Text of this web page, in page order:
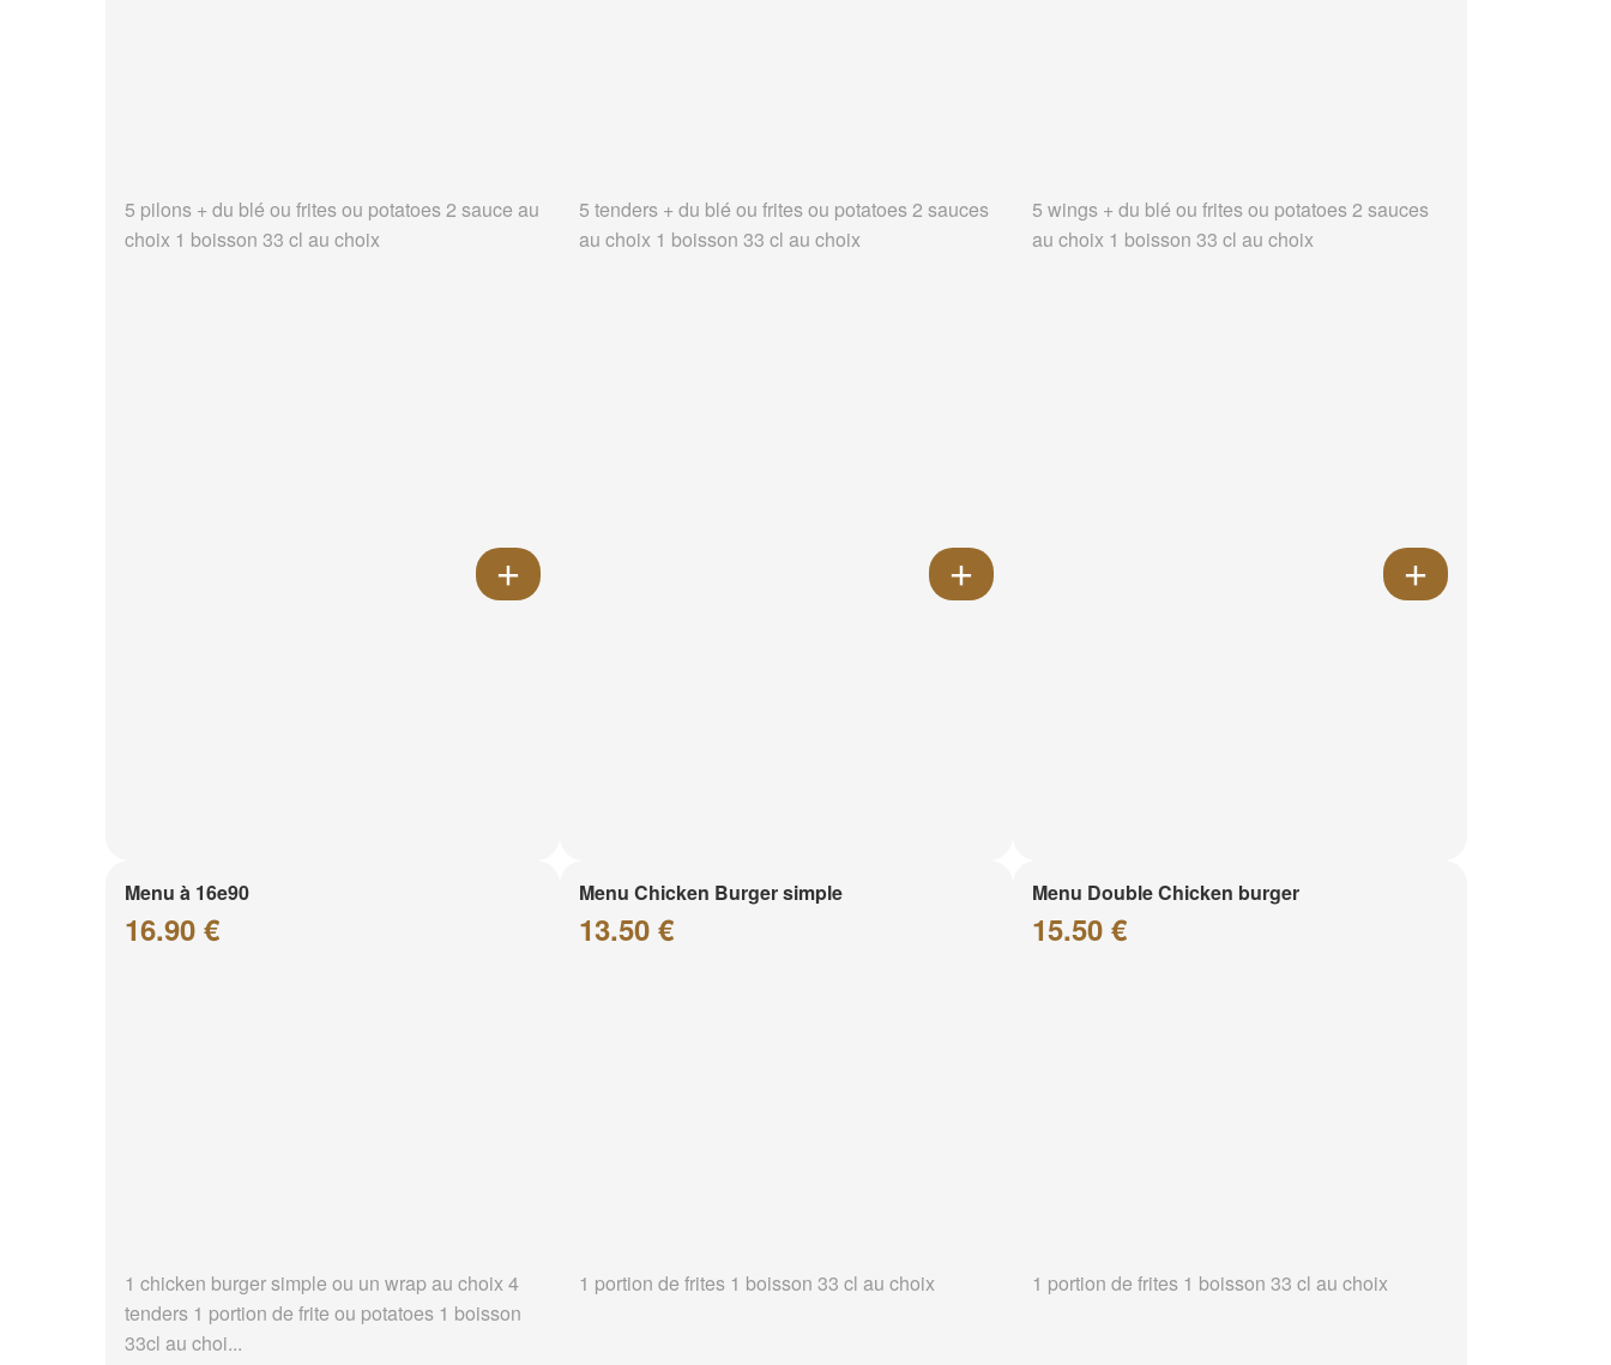
5 pilons + du blé ou frites ou potatoes 2 sauce au
choix 1 boisson 33 cl au choix
5 tenders + du blé ou frites ou potatoes 2 sauces
au choix 1 boisson 33 cl au choix
5 wings + du blé ou frites ou potatoes 2 sauces
au choix 1 boisson 33 cl au choix
Menu à 16e90
16.90 €
1 chicken burger simple ou un wrap au choix 4
tenders 1 portion de frite ou potatoes 1 boisson
33cl au choi...
Menu Chicken Burger simple
13.50 €
1 portion de frites 1 boisson 33 cl au choix
Menu Double Chicken burger
15.50 €
1 portion de frites 1 boisson 33 cl au choix